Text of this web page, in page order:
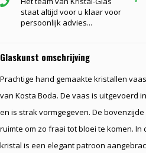
staat altijd voor u klaar voor
persoonlijk advies...
Glaskunst omschrijving
Prachtige hand gemaakte kristallen
van Kosta Boda. De vaas is uitgevoerd
en is strak vormgegeven. De
ruimte om zo fraai tot bloei te komen.
kristal is een elegant patroon